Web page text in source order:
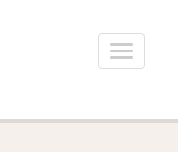
Toggle